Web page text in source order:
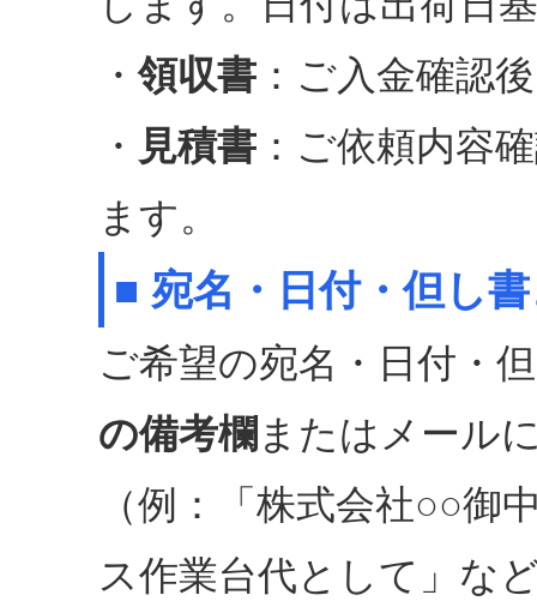
・領収書 ：ご入金確認
・ 見積書 ：ご依頼内容
ます。
■ 宛名・日付・但し
ご希望の宛名・日付・
の備考欄 またはメール
（例：「株式会社○○御
ス作業台代として」な